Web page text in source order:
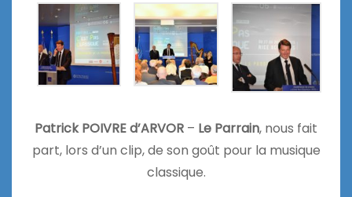
Patrick POIVRE d’ARVOR – Le Parrain, nous fait
part, lors d’un clip, de son goût pour la musique
classique.